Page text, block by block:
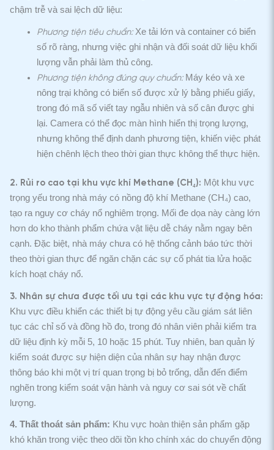
chậm trễ và sai lệch dữ liệu:
Phương tiện tiêu chuẩn:Xe tải lớn và container có biển
số rõ ràng, nhưng việc ghi nhận và đối soát dữ liệu khối
lượng vẫn phải làm thủ công.
Phương tiện không đúng quy chuẩn:Máy kéo và xe
nông trại không có biển số được xử lý bằng phiếu giấy,
trong đó mã số viết tay ngẫu nhiên và số cân được ghi
lại. Camera có thể đọc màn hình hiển thị trọng lượng,
nhưng không thể định danh phương tiện, khiến việc phát
hiện chênh lệch theo thời gian thực không thể thực hiện.
2. Rủi ro cao tại khu vực khí Methane (CH₄): Một khu vực
trọng yếu trong nhà máy có nồng độ khí Methane (CH₄) cao,
tạo ra nguy cơ cháy nổ nghiêm trọng. Mối đe dọa này càng lớn
hơn do kho thành phẩm chứa vật liệu dễ cháy nằm ngay bên
cạnh. Đặc biệt, nhà máy chưa có hệ thống cảnh báo tức thời
theo thời gian thực để ngăn chặn các sự cố phát tia lửa hoặc
kích hoạt cháy nổ.
3. Nhân sự chưa được tối ưu tại các khu vực tự động hóa:
Khu vực điều khiển các thiết bị tự động yêu cầu giám sát liên
tục các chỉ số và đồng hồ đo, trong đó nhân viên phải kiểm tra
dữ liệu định kỳ mỗi 5, 10 hoặc 15 phút. Tuy nhiên, ban quản lý
kiểm soát được sự hiện diện của nhân sự hay nhận được
thông báo khi một vị trí quan trọng bị bỏ trống, dẫn đến điểm
nghẽn trong kiểm soát vận hành và nguy cơ sai sót về chất
lượng.
4. Thất thoát sản phẩm: Khu vực hoàn thiện sản phẩm gặp
khó khăn trong việc theo dõi tồn kho chính xác do chuyển động